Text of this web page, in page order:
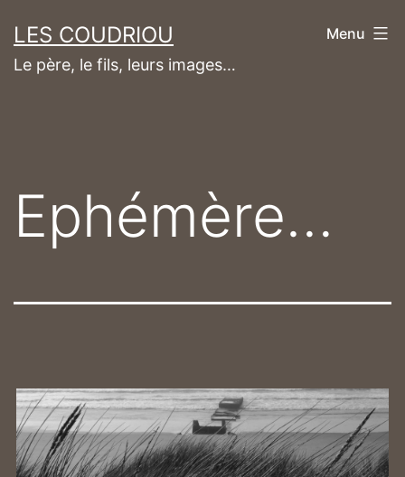
au
contenu
LES COUDRIOU
Le père, le fils, leurs images…
Menu
Ephémère…